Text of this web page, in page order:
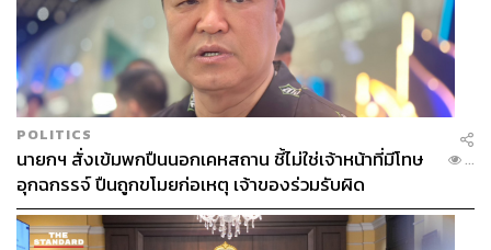
สนใจข้อมูลสอบถามเพิ่มเติม https://www.exus.co.uk/
สามารถติดตาม THE STANDARD WEALTH
ผ่านแอปพลิเคชันต่างๆ ที่คุณสะดวกหรือใช้งานอยู่แล้วได้เลย
POLITICS
นายกฯ สั่งเข้มพกปืนนอกเคหสถาน ชี้ไม่ใช่เจ้าหน้าที่มีโทษ
อุกฉกรรจ์ ปืนถูกขโมยก่อเหตุ เจ้าของร่วมรับผิด
...